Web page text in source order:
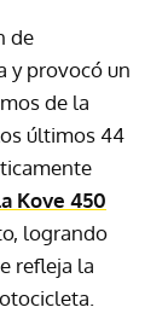
de
y provocó un
de la
últimos 44
Kove 450
logrando
refleja la